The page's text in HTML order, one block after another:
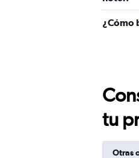
¿Cómo
tu
Otras